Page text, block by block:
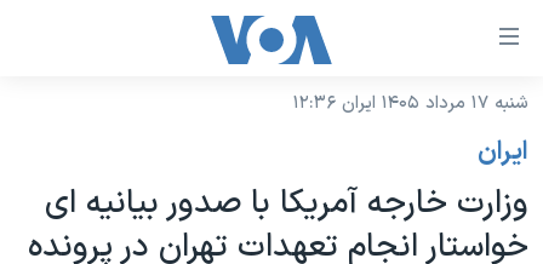
لینکهای
دسترسی
جهش
محتوای
اصلی
نسخه سبک وب‌سایت
موضوع ها
شنبه ۱۷ مرداد ۱۴۰۵ ایران ۱۲:۳۶
ايران
وزارت خارجه آمریکا با صدور بیانیه ای
خواستار انجام تعهدات تهران در پرونده